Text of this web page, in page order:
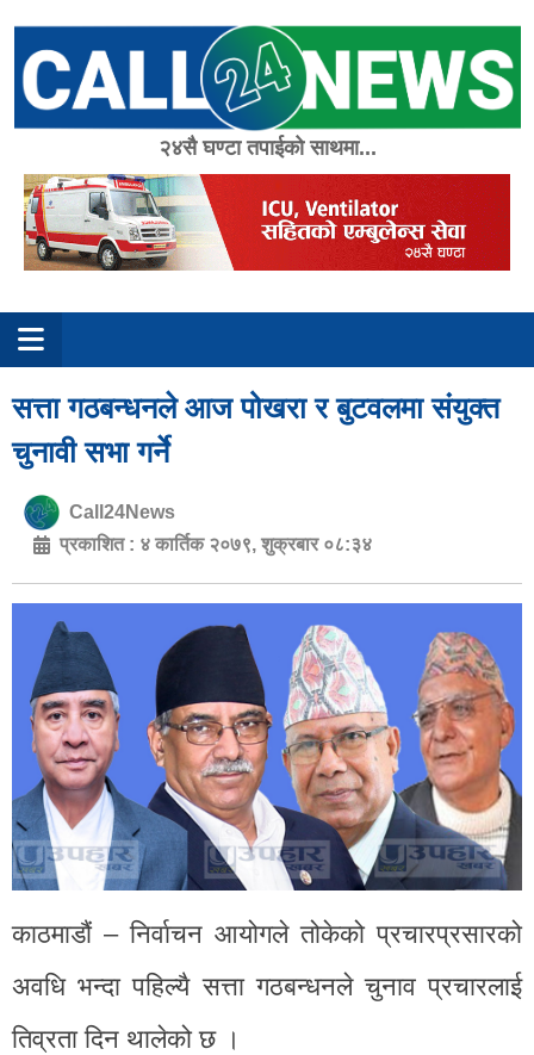
content
२४सै घण्टा तपाईको साथमा...
सत्ता गठबन्धनले आज पोखरा र बुटवलमा संयुक्त
चुनावी सभा गर्ने
Call24News
प्रकाशित : ४ कार्तिक २०७९, शुक्रबार ०८:३४
काठमाडौं – निर्वाचन आयोगले तोकेको प्रचारप्रसारको
अवधि भन्दा पहिल्यै सत्ता गठबन्धनले चुनाव प्रचारलाई
तिव्रता दिन थालेको छ ।